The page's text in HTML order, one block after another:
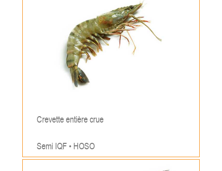
Crevette entière crue
Semi IQF • HOSO
;